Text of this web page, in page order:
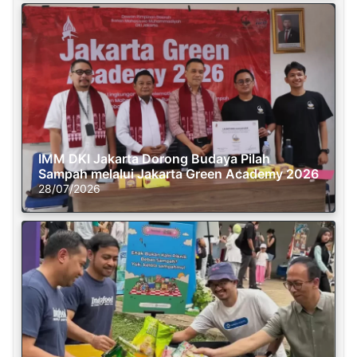
IMM DKI Jakarta Dorong Budaya Pilah
Sampah melalui Jakarta Green Academy 2026
28/07/2026